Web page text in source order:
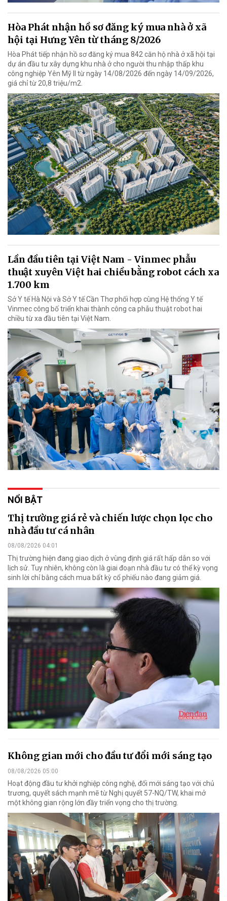
Hòa Phát nhận hồ sơ đăng ký mua nhà ở xã
hội tại Hưng Yên từ tháng 8/2026
Hòa Phát tiếp nhận hồ sơ đăng ký mua 842 căn hộ nhà ở xã hội tại
dự án đầu tư xây dựng khu nhà ở cho người thu nhập thấp khu
công nghiệp Yên Mỹ II từ ngày 14/08/2026 đến ngày 14/09/2026,
giá chỉ từ 20,8 triệu/m2.
Lần đầu tiên tại Việt Nam - Vinmec phẫu
thuật xuyên Việt hai chiều bằng robot cách xa
1.700 km
Sở Y tế Hà Nội và Sở Y tế Cần Thơ phối hợp cùng Hệ thống Y tế
Vinmec công bố triển khai thành công ca phẫu thuật robot hai
chiều từ xa đầu tiên tại Việt Nam.
NỔI BẬT
Thị trường giá rẻ và chiến lược chọn lọc cho
nhà đầu tư cá nhân
08/08/2026 04:01
Thị trường hiện đang giao dịch ở vùng định giá rất hấp dẫn so với
lịch sử. Tuy nhiên, không còn là giai đoạn nhà đầu tư có thể kỳ vọng
sinh lời chỉ bằng cách mua bất kỳ cổ phiếu nào đang giảm giá.
Không gian mới cho đầu tư đổi mới sáng tạo
08/08/2026 05:00
Hoạt động đầu tư khởi nghiệp công nghệ, đổi mới sáng tạo với chủ
trương, quyết sách mạnh mẽ từ Nghị quyết 57-NQ/TW, khai mở
một không gian rộng lớn đầy triển vọng cho thị trường.